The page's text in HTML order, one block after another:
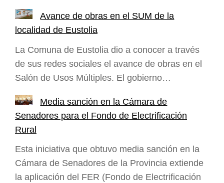
Avance de obras en el SUM de la
localidad de Eustolia
La Comuna de Eustolia dio a conocer a través
de sus redes sociales el avance de obras en el
Salón de Usos Múltiples. El gobierno…
Media sanción en la Cámara de
Senadores para el Fondo de Electrificación
Rural
Esta iniciativa que obtuvo media sanción en la
Cámara de Senadores de la Provincia extiende
la aplicación del FER (Fondo de Electrificación